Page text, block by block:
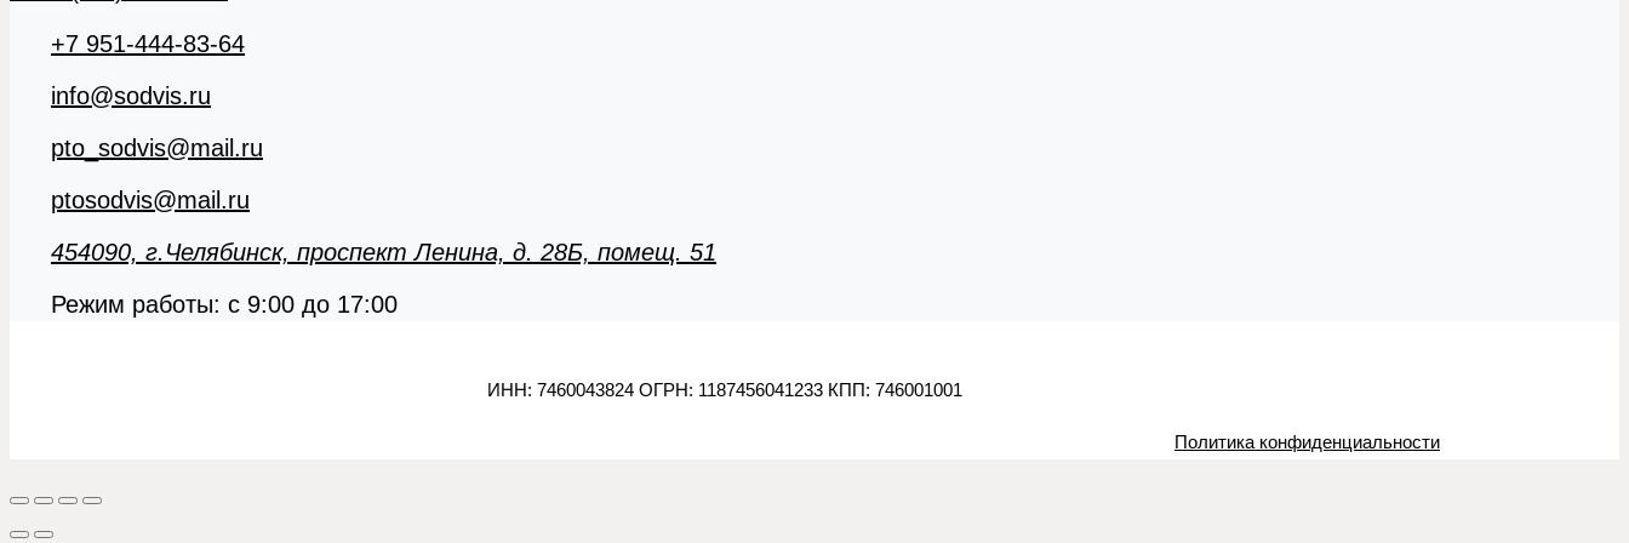
+7 951-444-83-64
info@sodvis.ru
pto_sodvis@mail.ru
ptosodvis@mail.ru
454090, г.Челябинск, проспект Ленина, д. 28Б, помещ. 51
Режим работы: с 9:00 до 17:00
ИНН: 7460043824 ОГРН: 1187456041233 КПП: 746001001
Политика конфиденциальности